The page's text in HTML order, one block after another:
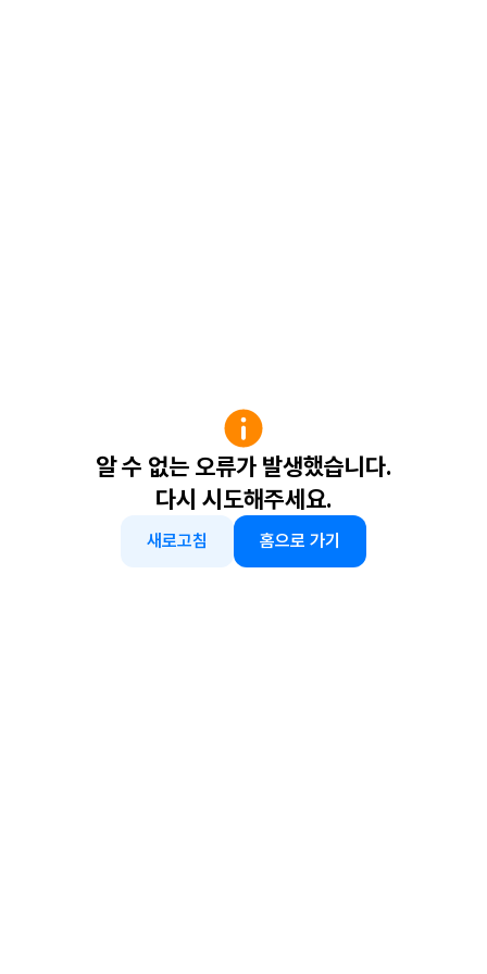
알 수 없는 오류가 발생했습니다.
다시 시도해주세요.
새로고침 홈으로 가기